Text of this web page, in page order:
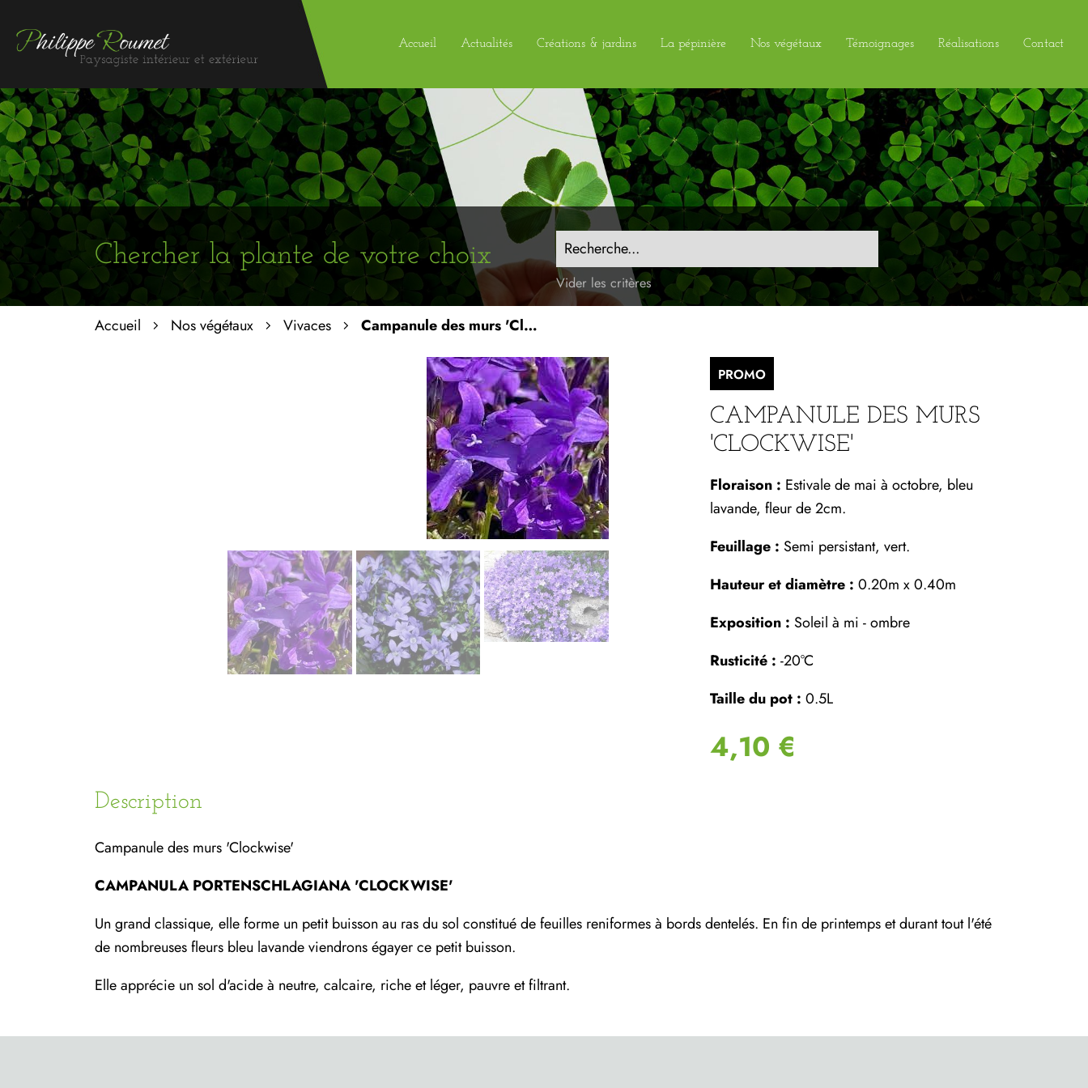
Accueil Actualités Créations & jardins La pépinière Nos végétaux Témoignages Réalisations Contact
Chercher la plante de votre choix Recherche...
Vider les critères
Accueil Nos végétaux Vivaces Campanule des murs 'Clockwise'
PROMO
CAMPANULE DES MURS
'CLOCKWISE'
Floraison : Estivale de mai à octobre, bleu
lavande, fleur de 2cm.
Feuillage : Semi persistant, vert.
Hauteur et diamètre : 0.20m x 0.40m
Exposition : Soleil à mi - ombre
Rusticité : -20°C
Taille du pot : 0.5L
4,10 €
Description
Campanule des murs 'Clockwise'
CAMPANULA PORTENSCHLAGIANA 'CLOCKWISE'
Un grand classique, elle forme un petit buisson au ras du sol constitué de feuilles reniformes à bords dentelés. En fin de printemps et durant tout l'été
de nombreuses fleurs bleu lavande viendrons égayer ce petit buisson.
Elle apprécie un sol d'acide à neutre, calcaire, riche et léger, pauvre et filtrant.